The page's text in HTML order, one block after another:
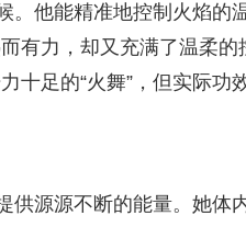
。他能精准地控制火焰的
有力，却又充满了温柔的
十足的“火舞”，但实际功
供源源不断的能量。她体